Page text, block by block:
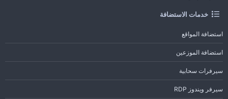
خدمات الاستضافة
استضافة المواقع
استضافة الموزعين
سيرفرات سحابية
سيرفر ويندوز RDP